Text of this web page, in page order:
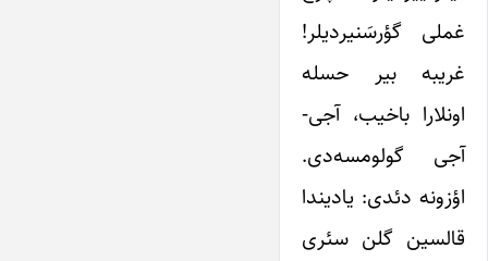
غملی گؤرسَنیردیلر!
غریبه بیر حسله
اونلارا باخیب، آجی-
آجی گولومسه‌دی.
اؤزونه دئدی: یادیندا
قالسین گلن سئری